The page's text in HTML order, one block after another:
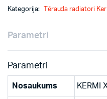
Kategorija: Tērauda radiatori
Parametri
Parametri
Nosaukums KERMI